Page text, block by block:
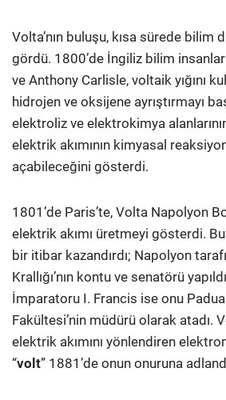
Volta’nın buluşu, kısa sürede bilim
gördü. 1800’de İngiliz bilim
ve Anthony Carlisle, voltaik yığını
hidrojen ve oksijene ayrıştırmayı
elektroliz ve elektrokimya
elektrik akımının kimyasal
açabileceğini gösterdi.
1801’de Paris’te, Volta Napolyon
elektrik akımı üretmeyi gösterdi.
bir itibar kazandırdı; Napolyon
Krallığı’nın kontu ve senatörü
İmparatoru I. Francis ise onu
Fakültesi’nin müdürü olarak atadı.
elektrik akımını yönlendiren
“volt” 1881’de onun onuruna